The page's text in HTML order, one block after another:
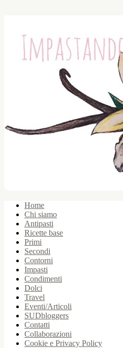
Home
Chi siamo
Antipasti
Ricette base
Primi
Secondi
Contorni
Impasti
Condimenti
Dolci
Travel
Eventi/Articoli
SUDbloggers
Contatti
Collaborazioni
Cookie e Privacy Policy